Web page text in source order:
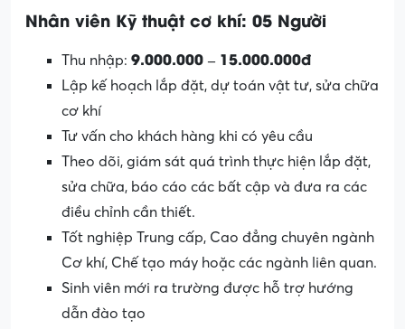
Nhân viên Kỹ thuật cơ khí: 05 Người
Thu nhập: 9.000.000 – 15.000.000đ
Lập kế hoạch lắp đặt, dự toán vật tư, sửa chữa
cơ khí
Tư vấn cho khách hàng khi có yêu cầu
Theo dõi, giám sát quá trình thực hiện lắp đặt,
sửa chữa, báo cáo các bất cập và đưa ra các
điều chỉnh cần thiết.
Tốt nghiệp Trung cấp, Cao đẳng chuyên ngành
Cơ khí, Chế tạo máy hoặc các ngành liên quan.
Sinh viên mới ra trường được hỗ trợ hướng
dẫn đào tạo